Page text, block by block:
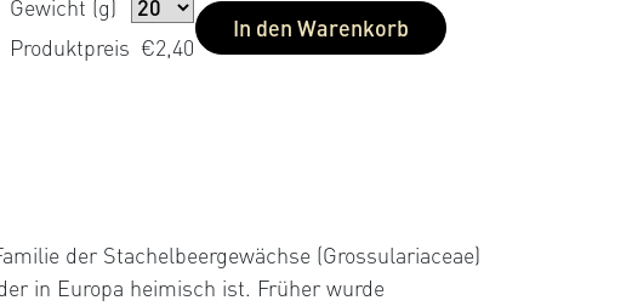
Gewicht (g)
Produktpreis €2,40
In den Warenkorb
der Stachelbeergewächse (Grossulariaceae)
in Europa heimisch ist. Früher wurde